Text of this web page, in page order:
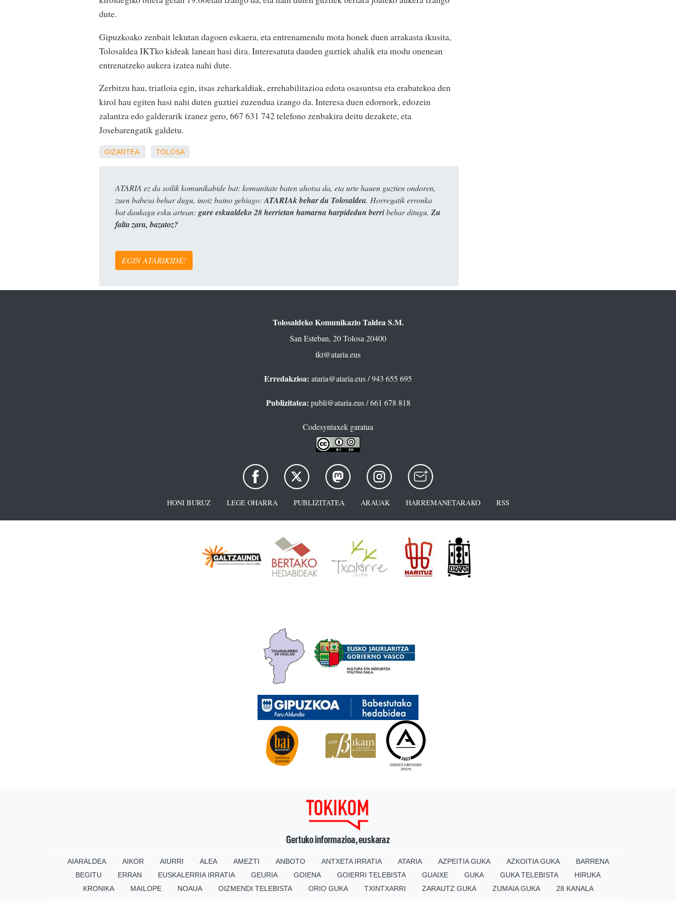
dute.
Gipuzkoako zenbait lekutan dagoen eskaera, eta entrenamendu mota honek duen arrakasta ikusita,
Tolosaldea IKTko kideak lanean hasi dira. Interesatuta dauden guztiek ahalik eta modu onenean
entrenatzeko aukera izatea nahi dute.
Zerbitzu hau, triatloia egin, itsas zeharkaldiak, errehabilitazioa edota osasuntsu eta erabatekoa den
kirol hau egiten hasi nahi duten guztiei zuzendua izango da. Interesa duen edornork, edozein
zalantza edo galderarik izanez gero, 667 631 742 telefono zenbakira deitu dezakete, eta
Josebarengatik galdetu.
GIZARTEA TOLOSA
ATARIA ez da soilik komunikabide bat: komunitate baten ahotsa da, eta urte hauen guztien ondoren,
zuen babesa behar dugu, inoiz baino gehiago: ATARIAk behar du Tolosaldea. Horregatik erronka
bat daukagu esku artean: gure eskualdeko 28 herrietan hamarna harpidedun berribehar ditugu. Zu
falta zara, bazatoz?
EGIN ATARIKIDE!
Tolosaldeko Komunikazio Taldea S.M.
San Esteban, 20 Tolosa 20400
tkt@ataria.eus
Erredakzioa: ataria@ataria.eus/ 943 655 695
Publizitatea: publi@ataria.eus/ 661 678 818
Codesyntaxek garatua
HONI BURUZ LEGE OHARRA PUBLIZITATEA ARAUAK HARREMANETARAKO RSS
Gertuko informazioa, euskaraz
AIARALDEA AIKOR AIURRI ALEA AMEZTI ANBOTO ANTXETA IRRATIA ATARIA AZPEITIA GUKA AZKOITIA GUKA
BARRENA
BEGITU
ERRAN EUSKALERRIA IRRATIA GEURIA GOIENA GOIERRI TELEBISTA GUAIXE GUKA GUKA TELEBISTA
HIRUKA
KRONIKA
MAILOPE NOAUA OIZMENDI TELEBISTA ORIO GUKA TXINTXARRI ZARAUTZ GUKA ZUMAIA GUKA 28 KANALA